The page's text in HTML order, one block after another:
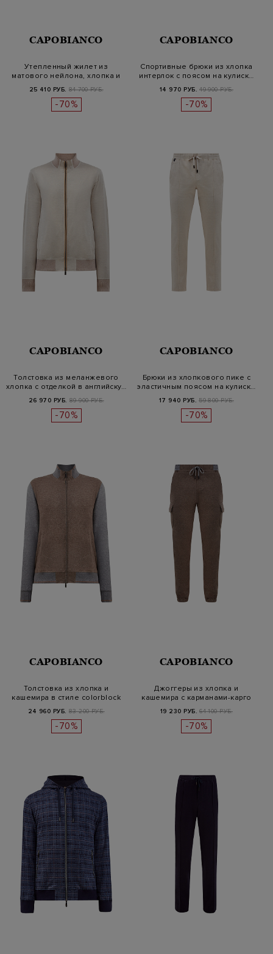
CAPOBIANCO
Утепленный жилет из
матового нейлона, хлопка и
кашемир…
25 410 РУБ. 84 700 РУБ.
-70%
CAPOBIANCO
Спортивные брюки из хлопка
интерлок с поясом на кулиск…
14 970 РУБ. 49 900 РУБ.
-70%
CAPOBIANCO
Толстовка из меланжевого
хлопка с отделкой в английску…
26 970 РУБ. 89 900 РУБ.
-70%
CAPOBIANCO
Брюки из хлопкового пике с
эластичным поясом на кулиск…
17 940 РУБ. 59 800 РУБ.
-70%
CAPOBIANCO
Толстовка из хлопка и
кашемира в стиле colorblock
24 960 РУБ. 83 200 РУБ.
-70%
CAPOBIANCO
Джоггеры из хлопка и
кашемира с карманами-карго
19 230 РУБ. 64 100 РУБ.
-70%